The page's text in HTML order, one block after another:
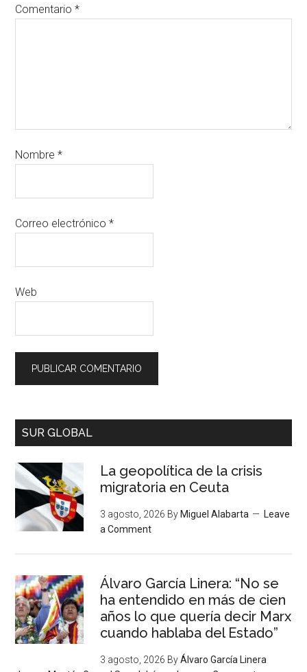
Comentario*
Nombre*
Correo electrónico*
Web
SUR GLOBAL
La geopolítica de la crisis
migratoria en Ceuta
3 agosto, 2026 By Miguel Alabarta
Leave
a Comment
Álvaro García Linera: “No se
ha entendido en más de cien
años lo que quería decir Marx
cuando hablaba del Estado”
3 agosto, 2026 ByÁlvaro García Linera